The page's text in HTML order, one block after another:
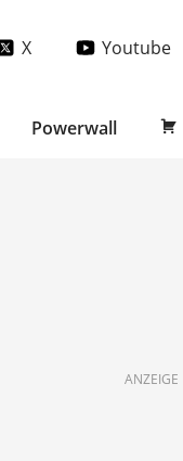
X Youtube
Powerwall
ANZEIGE